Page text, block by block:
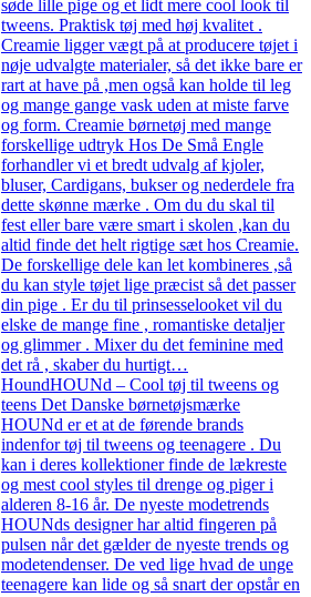
søde lille pige og et lidt mere cool look til
tweens. Praktisk tøj med høj kvalitet .
Creamie ligger vægt på at producere tøjet i
nøje udvalgte materialer, så det ikke bare er
rart at have på ,men også kan holde til leg
og mange gange vask uden at miste farve
og form. Creamie børnetøj med mange
forskellige udtryk Hos De Små Engle
forhandler vi et bredt udvalg af kjoler,
bluser, Cardigans, bukser og nederdele fra
dette skønne mærke . Om du du skal til
fest eller bare være smart i skolen ,kan du
altid finde det helt rigtige sæt hos Creamie.
De forskellige dele kan let kombineres ,så
du kan style tøjet lige præcist så det passer
din pige . Er du til prinsesselooket vil du
elske de mange fine , romantiske detaljer
og glimmer . Mixer du det feminine med
det rå , skaber du hurtigt…
HoundHOUNd – Cool tøj til tweens og
teens Det Danske børnetøjsmærke
HOUNd er et at de førende brands
indenfor tøj til tweens og teenagere . Du
kan i deres kollektioner finde de lækreste
og mest cool styles til drenge og piger i
alderen 8-16 år. De nyeste modetrends
HOUNds designer har altid fingeren på
pulsen når det gælder de nyeste trends og
modetendenser. De ved lige hvad de unge
teenagere kan lide og så snart der opstår en